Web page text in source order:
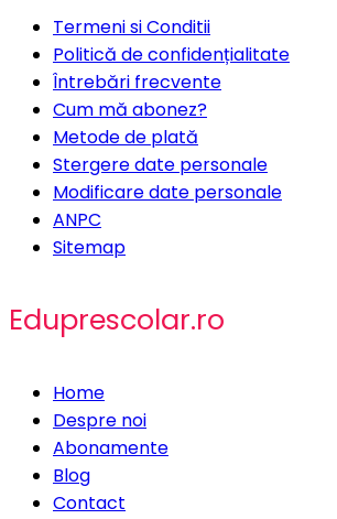
Termeni si Conditii
Politică de confidențialitate
Întrebări frecvente
Cum mă abonez?
Metode de plată
Stergere date personale
Modificare date personale
ANPC
Sitemap
Eduprescolar.ro
Home
Despre noi
Abonamente
Blog
Contact